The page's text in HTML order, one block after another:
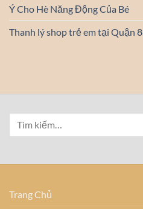
Ý Cho Hè Năng Động Của Bé
Thanh lý shop trẻ em tại Quận 8
Trang Chủ